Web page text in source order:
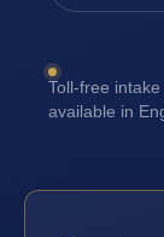
Toll-free
available in